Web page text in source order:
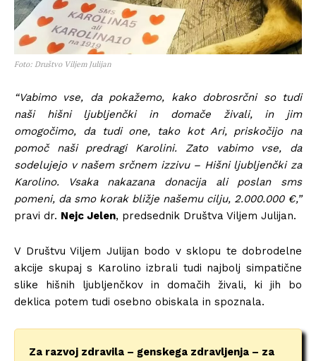
Foto: Društvo Viljem Julijan
“Vabimo vse, da pokažemo, kako dobrosrčni so tudi
naši hišni ljubljenčki in domače živali, in jim
omogočimo, da tudi one, tako kot Ari, priskočijo na
pomoč naši predragi Karolini. Zato vabimo vse, da
sodelujejo v našem srčnem izzivu – Hišni ljubljenčki za
Karolino. Vsaka nakazana donacija ali poslan sms
pomeni, da smo korak bližje našemu cilju, 2.000.000 €,”
pravi dr. Nejc Jelen, predsednik Društva Viljem Julijan.
V Društvu Viljem Julijan bodo v sklopu te dobrodelne
akcije skupaj s Karolino izbrali tudi najbolj simpatične
slike hišnih ljubljenčkov in domačih živali, ki jih bo
deklica potem tudi osebno obiskala in spoznala.
Za razvoj zdravila – genskega zdravljenja – za